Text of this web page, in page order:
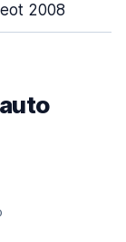
2008